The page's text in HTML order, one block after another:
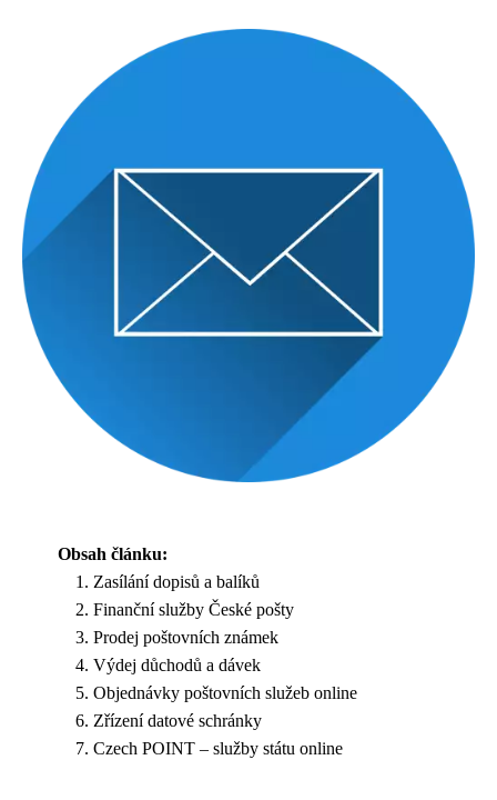
Obsah článku:
Zasílání dopisů a balíků
Finanční služby České pošty
Prodej poštovních známek
Výdej důchodů a dávek
Objednávky poštovních služeb online
Zřízení datové schránky
Czech POINT – služby státu online